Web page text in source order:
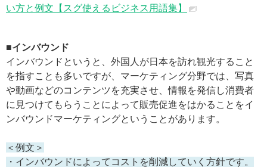
い方と例文【スグ使えるビジネス用語集】
■インバウンド
インバウンドというと、外国人が日本を訪れ観光すること
を指すことも多いですが、マーケティング分野では、写真
や動画などのコンテンツを充実させ、情報を発信し消費者
に見つけてもらうことによって販売促進をはかることをイ
ンバウンドマーケティングということがあります。
＜例文＞
・インバウンドによってコストを削減していく方針です。